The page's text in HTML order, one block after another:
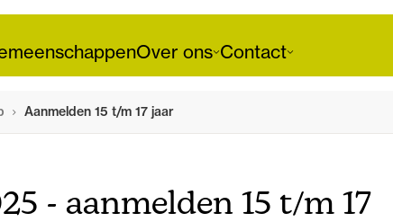
Over ons Contact
Aanmelden 15 t/m 17 jaar
- aanmelden 15 t/m 17